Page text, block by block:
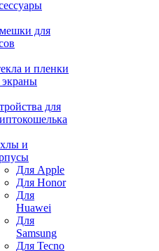
для
и пленки
экраны
для
и
Для Apple
Для Honor
Для
Huawei
Для
Samsung
Для Tecno